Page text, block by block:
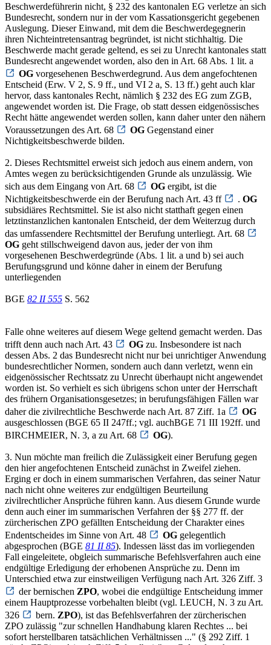
Beschwerdeführerin nicht, § 232 des kantonalen EG verletze an sich
Bundesrecht, sondern nur in der vom Kassationsgericht gegebenen
Auslegung. Dieser Einwand, mit dem die Beschwerdegegnerin
ihren Nichteintretensantrag begründet, ist nicht stichhaltig. Die
Beschwerde macht gerade geltend, es sei zu Unrecht kantonales statt
Bundesrecht angewendet worden, also den in Art. 68 Abs. 1 lit. a
OG vorgesehenen Beschwerdegrund. Aus dem angefochtenen
Entscheid (Erw. V 2, S. 9 ff., und VI 2 a, S. 13 ff.) geht auch klar
hervor, dass kantonales Recht, nämlich § 232 des EG zum ZGB,
angewendet worden ist. Die Frage, ob statt dessen eidgenössisches
Recht hätte angewendet werden sollen, kann daher unter den nähern
Voraussetzungen des Art. 68
OG Gegenstand einer
Nichtigkeitsbeschwerde bilden.
2. Dieses Rechtsmittel erweist sich jedoch aus einem andern, von
Amtes wegen zu berücksichtigenden Grunde als unzulässig. Wie
sich aus dem Eingang von Art. 68
OG ergibt, ist die
Nichtigkeitsbeschwerde ein der Berufung nach Art. 43 ff
. OG
subsidiäres Rechtsmittel. Sie ist also nicht statthaft gegen einen
letztinstanzlichen kantonalen Entscheid, der dem Weiterzug durch
das umfassendere Rechtsmittel der Berufung unterliegt. Art. 68
OG geht stillschweigend davon aus, jeder der von ihm
vorgesehenen Beschwerdegründe (Abs. 1 lit. a und b) sei auch
Berufungsgrund und könne daher in einem der Berufung
unterliegenden
BGE 82 II 555 S. 562
Falle ohne weiteres auf diesem Wege geltend gemacht werden. Das
trifft denn auch nach Art. 43
OG zu. Insbesondere ist nach
dessen Abs. 2 das Bundesrecht nicht nur bei unrichtiger Anwendung
bundesrechtlicher Normen, sondern auch dann verletzt, wenn ein
eidgenössischer Rechtssatz zu Unrecht überhaupt nicht angewendet
worden ist. So verhielt es sich übrigens schon unter der Herrschaft
des frühern Organisationsgesetzes; in berufungsfähigen Fällen war
daher die zivilrechtliche Beschwerde nach Art. 87 Ziff. 1a
OG
ausgeschlossen (BGE 65 II 247ff.; vgl. auchBGE 71 III 192ff. und
BIRCHMEIER, N. 3, a zu Art. 68
OG).
3. Nun möchte man freilich die Zulässigkeit einer Berufung gegen
den hier angefochtenen Entscheid zunächst in Zweifel ziehen.
Erging er doch in einem summarischen Verfahren, das seiner Natur
nach nicht ohne weiteres zur endgültigen Beurteilung
zivilrechtlicher Ansprüche führen kann. Aus diesem Grunde wurde
denn auch einer im summarischen Verfahren der §§ 277 ff. der
zürcherischen ZPO gefällten Entscheidung der Charakter eines
Endentscheides im Sinne von Art. 48
OG gelegentlich
abgesprochen (BGE 81 II 85). Indessen lässt das im vorliegenden
Fall eingeleitete, obgleich summarische Befehlsverfahren auch eine
endgültige Erledigung der erhobenen Ansprüche zu. Denn im
Unterschied etwa zur einstweiligen Verfügung nach Art. 326 Ziff. 3
der bernischen ZPO, wobei die endgültige Entscheidung immer
einem Hauptprozesse vorbehalten bleibt (vgl. LEUCH, N. 3 zu Art.
326
bern. ZPO), ist das Befehlsverfahren der zürcherischen
ZPO zulässig "zur schnellen Handhabung klaren Rechtes ... bei
sofort herstellbaren tatsächlichen Verhältnissen ..." (§ 292 Ziff. 1